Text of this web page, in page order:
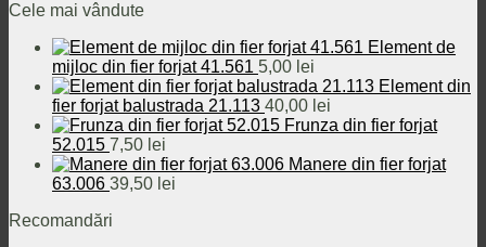
460,00 lei.
a
32,00 lei.
este:
Cele mai vândute
Element de
mijloc din fier forjat 41.561 5,00 lei
Element din
fier forjat balustrada 21.113 40,00 lei
Frunza din fier forjat
52.015 7,50 lei
Manere din fier forjat
63.006 39,50 lei
Recomandări